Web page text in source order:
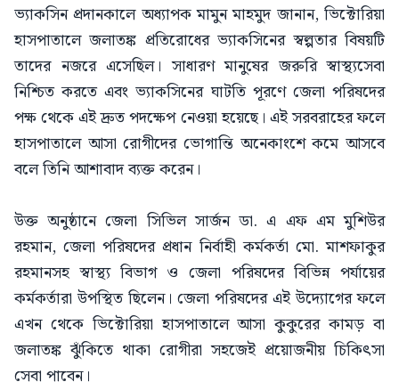
ভ্যাকসিন প্রদানকালে অধ্যাপক মামুন মাহমুদ জানান, ভিক্টোরিয়া
হাসপাতালে জলাতঙ্ক প্রতিরোধের ভ্যাকসিনের স্বল্পতার বিষয়টি
তাদের নজরে এসেছিল। সাধারণ মানুষের জরুরি স্বাস্থ্যসেবা
নিশ্চিত করতে এবং ভ্যাকসিনের ঘাটতি পূরণে জেলা পরিষদের
পক্ষ থেকে এই দ্রুত পদক্ষেপ নেওয়া হয়েছে। এই সরবরাহের ফলে
হাসপাতালে আসা রোগীদের ভোগান্তি অনেকাংশে কমে আসবে
বলে তিনি আশাবাদ ব্যক্ত করেন।
উক্ত অনুষ্ঠানে জেলা সিভিল সার্জন ডা. এ এফ এম মুশিউর
রহমান, জেলা পরিষদের প্রধান নির্বাহী কর্মকর্তা মো. মাশফাকুর
রহমানসহ স্বাস্থ্য বিভাগ ও জেলা পরিষদের বিভিন্ন পর্যায়ের
কর্মকর্তারা উপস্থিত ছিলেন। জেলা পরিষদের এই উদ্যোগের ফলে
এখন থেকে ভিক্টোরিয়া হাসপাতালে আসা কুকুরের কামড় বা
জলাতঙ্ক ঝুঁকিতে থাকা রোগীরা সহজেই প্রয়োজনীয় চিকিৎসা
সেবা পাবেন।